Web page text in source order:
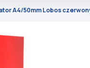
A4/50mm Lobos